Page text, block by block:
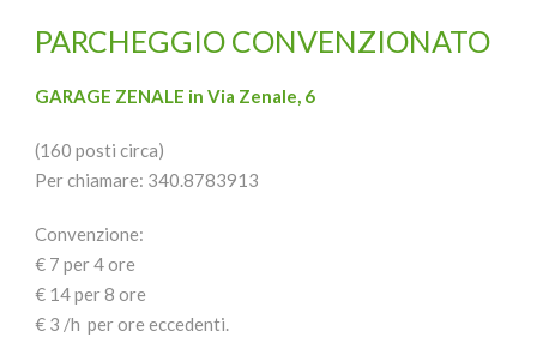
PARCHEGGIO CONVENZIONATO
GARAGE ZENALE in Via Zenale, 6
(160 posti circa)
Per chiamare: 340.8783913
Convenzione:
€ 7 per 4 ore
€ 14 per 8 ore
€ 3 /h per ore eccedenti.